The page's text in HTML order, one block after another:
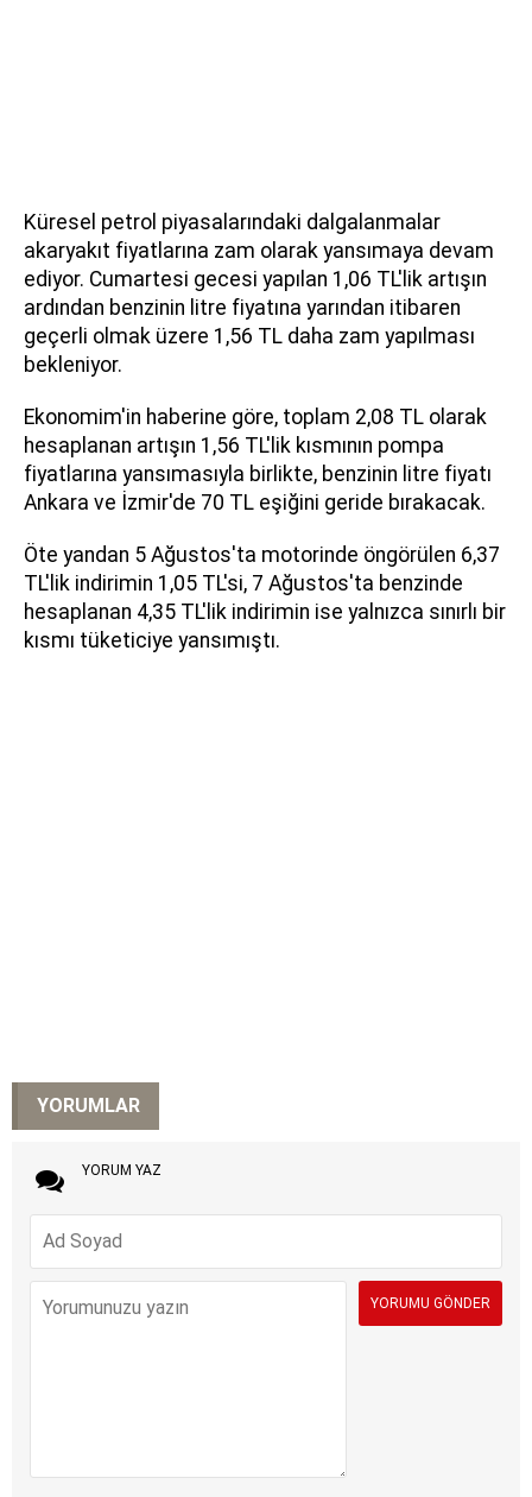
Küresel petrol piyasalarındaki dalgalanmalar
akaryakıt fiyatlarına zam olarak yansımaya devam
ediyor. Cumartesi gecesi yapılan 1,06 TL'lik artışın
ardından benzinin litre fiyatına yarından itibaren
geçerli olmak üzere 1,56 TL daha zam yapılması
bekleniyor.
Ekonomim'in haberine göre, toplam 2,08 TL olarak
hesaplanan artışın 1,56 TL'lik kısmının pompa
fiyatlarına yansımasıyla birlikte, benzinin litre fiyatı
Ankara ve İzmir'de 70 TL eşiğini geride bırakacak.
Öte yandan 5 Ağustos'ta motorinde öngörülen 6,37
TL'lik indirimin 1,05 TL'si, 7 Ağustos'ta benzinde
hesaplanan 4,35 TL'lik indirimin ise yalnızca sınırlı bir
kısmı tüketiciye yansımıştı.
YORUMLAR
YORUM YAZ